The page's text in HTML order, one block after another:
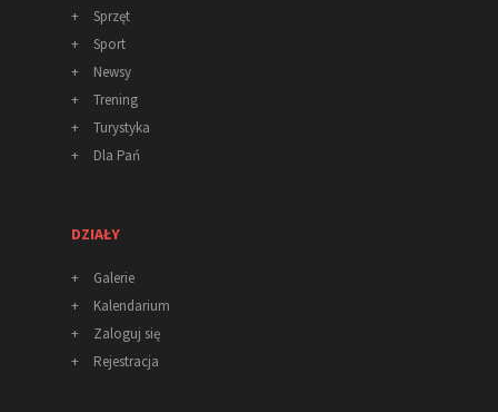
+
Sprzęt
+
Sport
+
Newsy
+
Trening
+
Turystyka
+
Dla Pań
DZIAŁY
+
Galerie
+
Kalendarium
+
Zaloguj się
+
Rejestracja